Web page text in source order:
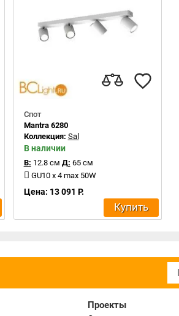
Спот
Mantra 6280
Коллекция: Sal
В наличии
В: 12.8 см Д: 65 см
GU10 x 4 max 50W
Цена: 13 091 Р.
Купить
Проекты